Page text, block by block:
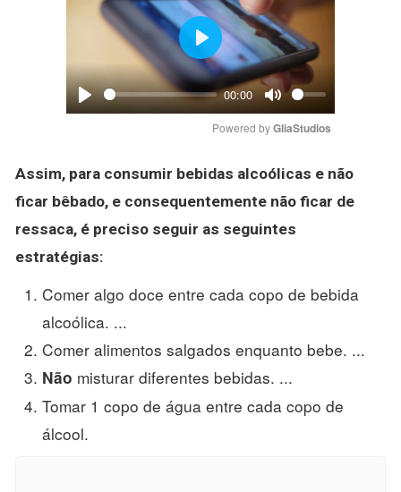
Play
00:00
Mute
Play
Powered by GliaStudios
Assim, para consumir bebidas alcoólicas e não
ficar bêbado, e consequentemente não ficar de
ressaca, é preciso seguir as seguintes
estratégias:
Comer algo doce entre cada copo de bebida
alcoólica. ...
Comer alimentos salgados enquanto bebe. ...
Não misturar diferentes bebidas. ...
Tomar 1 copo de água entre cada copo de
álcool.